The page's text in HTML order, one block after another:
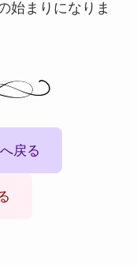
始まりになりま
戻る